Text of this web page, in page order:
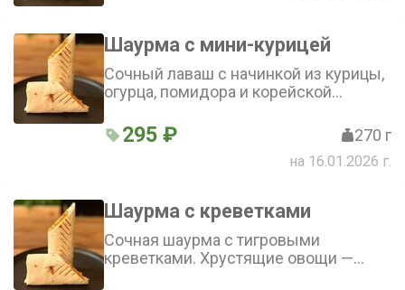
Шаурма с мини-курицей
Сочный лаваш с начинкой из курицы,
огурца, помидора и корейской
пикантности и объединяет все
ингредиенты. Шаурма с мини-
курицей — аппетитное и сытное
295 ₽ 270 г
на 16.01.2026 г.
Шаурма с креветками
Сочная шаурма с тигровыми
креветками. Хрустящие овощи —